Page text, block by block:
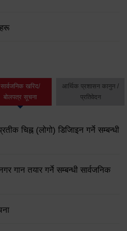
सार्वजनिक खरिद/
बोलपत्र सूचना
आर्थिक प्रशासन कानुन /
प्रतिवेदन
चिह्न (लोगो) डिजिाइन गर्ने सम्बन्धी
गान तयार गर्ने सम्बन्धी सार्वजनिक